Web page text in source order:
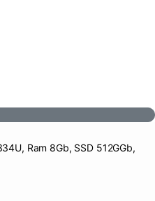
tốt nhu cầu cơ
hợp Intel Graphics. Dù
Ram 8Gb, SSD 512GGb,